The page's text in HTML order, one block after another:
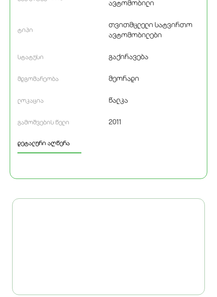
ავტომობილი
ტიპი
თვითმცლელი სატვირთო
ავტომობილები
სტატუსი გაქირავება
მდგომარეობა მეორადი
ლოკაცია წალკა
გამოშვების წელი 2011
დეტალური აღწერა